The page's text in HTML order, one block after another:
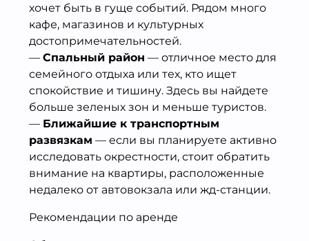
хочет быть в гуще событий. Рядом много
кафе, магазинов и культурных
достопримечательностей.
— Спальный район — отличное место для
семейного отдыха или тех, кто ищет
спокойствие и тишину. Здесь вы найдете
больше зеленых зон и меньше туристов.
— Ближайшие к транспортным
развязкам — если вы планируете активно
исследовать окрестности, стоит обратить
внимание на квартиры, расположенные
недалеко от автовокзала или жд-станции.
Рекомендации по аренде